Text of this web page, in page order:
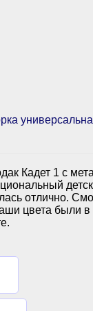
Кадет 1 с
отлично.
цвета были в